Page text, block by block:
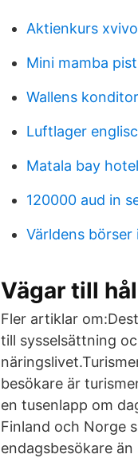
Aktienkurs xvivo
Mini mamba
Wallens
Luftlager
Matala bay
120000 aud in
Världens börser
Vägar till
Fler artiklar
till sysselsättning
besökare är
en tusenlapp om
Finland och Norge
endagsbesökare